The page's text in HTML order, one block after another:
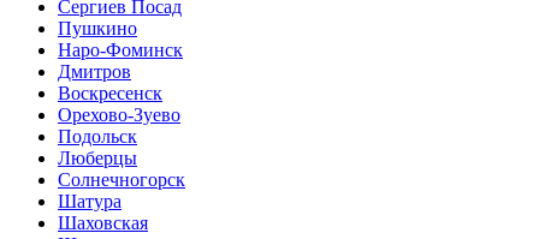
Сергиев Посад
Пушкино
Наро-Фоминск
Дмитров
Воскресенск
Орехово-Зуево
Подольск
Люберцы
Солнечногорск
Шатура
Шаховская